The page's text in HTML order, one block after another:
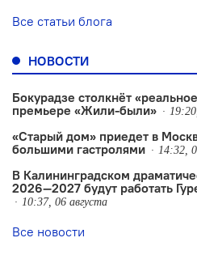
Все статьи блога
НОВОСТИ
Бокурадзе столкнëт
премьере «Жили-были»
«Старый дом» приедет в
большими гастролями
14:32,
В Калининградском
2026—2027 будут работать
10:37, 06 августа
Все новости